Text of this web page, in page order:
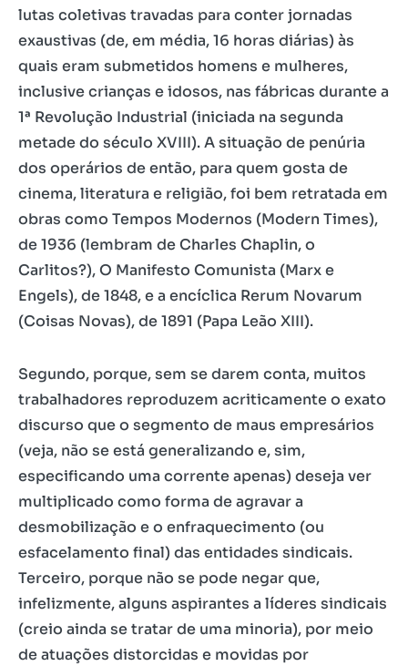
lutas coletivas travadas para conter jornadas
exaustivas (de, em média, 16 horas diárias) às
quais eram submetidos homens e mulheres,
inclusive crianças e idosos, nas fábricas durante a
1ª Revolução Industrial (iniciada na segunda
metade do século XVIII). A situação de penúria
dos operários de então, para quem gosta de
cinema, literatura e religião, foi bem retratada em
obras como Tempos Modernos (Modern Times),
de 1936 (lembram de Charles Chaplin, o
Carlitos?), O Manifesto Comunista (Marx e
Engels), de 1848, e a encíclica Rerum Novarum
(Coisas Novas), de 1891 (Papa Leão XIII).
Segundo, porque, sem se darem conta, muitos
trabalhadores reproduzem acriticamente o exato
discurso que o segmento de maus empresários
(veja, não se está generalizando e, sim,
especificando uma corrente apenas) deseja ver
multiplicado como forma de agravar a
desmobilização e o enfraquecimento (ou
esfacelamento final) das entidades sindicais.
Terceiro, porque não se pode negar que,
infelizmente, alguns aspirantes a líderes sindicais
(creio ainda se tratar de uma minoria), por meio
de atuações distorcidas e movidas por